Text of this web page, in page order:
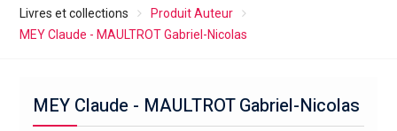
Livres et collections
Produit Auteur
MEY Claude - MAULTROT Gabriel-Nicolas
MEY Claude - MAULTROT Gabriel-Nicolas